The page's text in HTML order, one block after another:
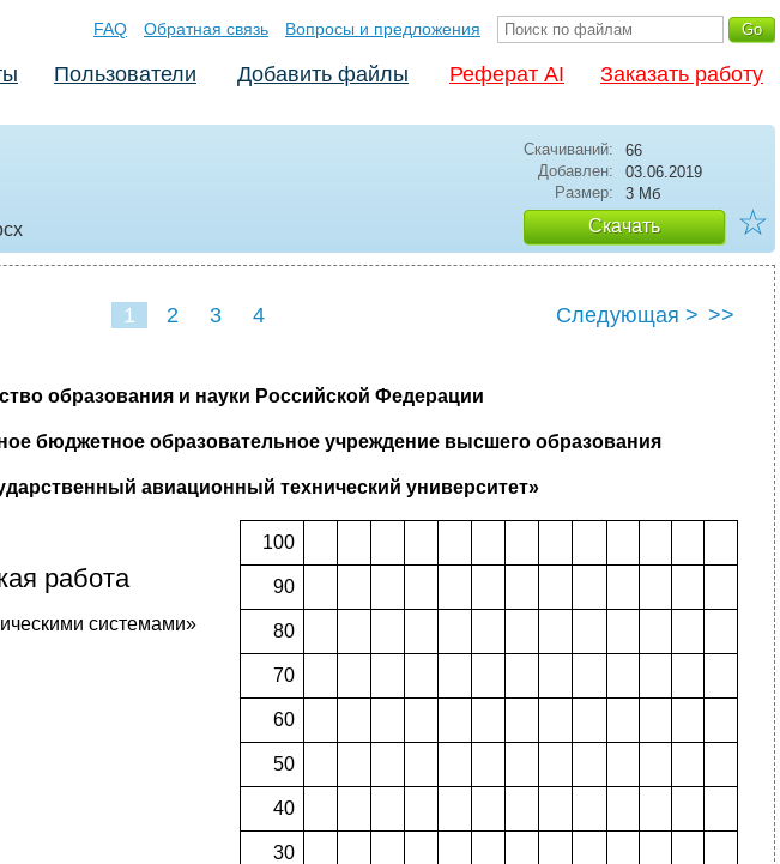
FAQ Обратная связь Вопросы и предложения
Пользователи Добавить файлы Реферат AI Заказать работу
Скачиваний:
66
Добавлен:
03.06.2019
Размер:
3 Мб
Скачать ☆
1 2 3 4 Следующая > >>
образования и науки Российской Федерации
бюджетное образовательное учреждение высшего образования
авиационный технический университет»
100
90
80
70
60
50
40
30
работа
системами»